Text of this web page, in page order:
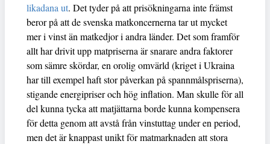
likadana ut. Det tyder på att prisökningarna inte främst
beror på att de svenska matkoncernerna tar ut mycket
mer i vinst än matkedjor i andra länder. Det som framför
allt har drivit upp matpriserna är snarare andra faktorer
som sämre skördar, en orolig omvärld (kriget i Ukraina
har till exempel haft stor påverkan på spannmålspriserna),
stigande energipriser och hög inflation. Man skulle för all
del kunna tycka att matjättarna borde kunna kompensera
för detta genom att avstå från vinstuttag under en period,
men det är knappast unikt för matmarknaden att stora